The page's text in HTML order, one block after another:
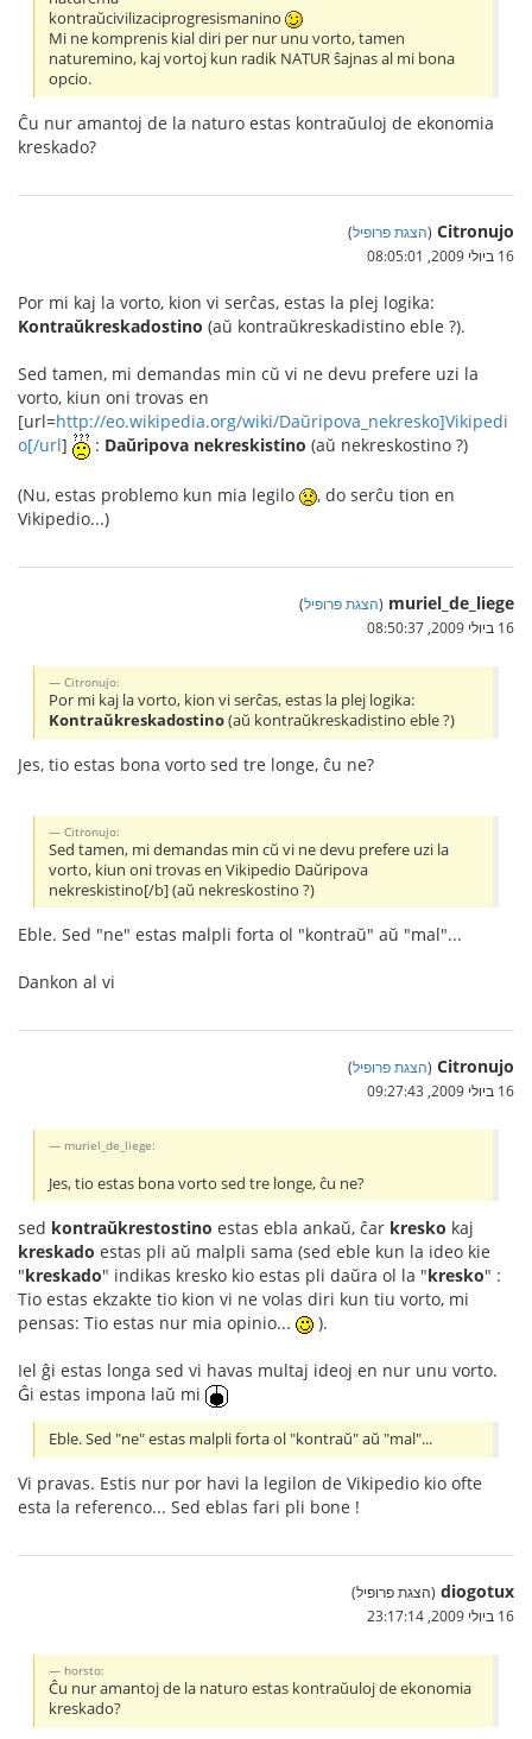
kontraŭcivilizaciprogresismanino
Mi ne komprenis kial diri per nur unu vorto, tamen
naturemino, kaj vortoj kun radik NATUR ŝajnas al mi bona
opcio.
Ĉu nur amantoj de la naturo estas kontraŭuloj de ekonomia
kreskado?
Citronujo
(הצגת פרופיל)
16 ביולי 2009, 08:05:01
Por mi kaj la vorto, kion vi serĉas, estas la plej logika:
Kontraŭkreskadostino (aŭ kontraŭkreskadistino eble ?).
Sed tamen, mi demandas min cŭ vi ne devu prefere uzi la
vorto, kiun oni trovas en
[url=http://eo.wikipedia.org/wiki/Daŭripova_nekresko]Vikipedi
o[/url] : Daŭripova nekreskistino (aŭ nekreskostino ?)
(Nu, estas problemo kun mia legilo
, do serĉu tion en
Vikipedio...)
muriel_de_liege
(הצגת פרופיל)
16 ביולי 2009, 08:50:37
Citronujo:
Por mi kaj la vorto, kion vi serĉas, estas la plej logika:
Kontraŭkreskadostino(aŭ kontraŭkreskadistino eble ?)
Jes, tio estas bona vorto sed tre longe, ĉu ne?
Citronujo:
Sed tamen, mi demandas min cŭ vi ne devu prefere uzi la
vorto, kiun oni trovas en Vikipedio Daŭripova
nekreskistino[/b] (aŭ nekreskostino ?)
Eble. Sed "ne" estas malpli forta ol "kontraŭ" aŭ "mal"...
Dankon al vi
Citronujo
(הצגת פרופיל)
16 ביולי 2009, 09:27:43
muriel_de_liege:
Jes, tio estas bona vorto sed tre longe, ĉu ne?
sed kontraŭkrestostino estas ebla ankaŭ, ĉar kresko kaj
kreskado estas pli aŭ malpli sama (sed eble kun la ideo kie
"kreskado" indikas kresko kio estas pli daŭra ol la "kresko" :
Tio estas ekzakte tio kion vi ne volas diri kun tiu vorto, mi
pensas: Tio estas nur mia opinio...
).
Iel ĝi estas longa sed vi havas multaj ideoj en nur unu vorto.
Ĝi estas impona laŭ mi
Eble. Sed "ne" estas malpli forta ol "kontraŭ" aŭ "mal"...
Vi pravas. Estis nur por havi la legilon de Vikipedio kio ofte
esta la referenco... Sed eblas fari pli bone !
diogotux (הצגת פרופיל)
16 ביולי 2009, 23:17:14
horsto:
Ĉu nur amantoj de la naturo estas kontraŭuloj de ekonomia
kreskado?